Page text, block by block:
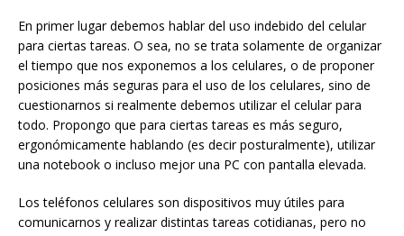
En primer lugar debemos hablar del uso indebido del celular
para ciertas tareas. O sea, no se trata solamente de organizar
el tiempo que nos exponemos a los celulares, o de proponer
posiciones más seguras para el uso de los celulares, sino de
cuestionarnos si realmente debemos utilizar el celular para
todo. Propongo que para ciertas tareas es más seguro,
ergonómicamente hablando (es decir posturalmente), utilizar
una notebook o incluso mejor una PC con pantalla elevada.
Los teléfonos celulares son dispositivos muy útiles para
comunicarnos y realizar distintas tareas cotidianas, pero no